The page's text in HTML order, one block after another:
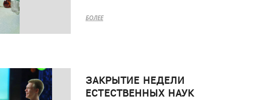
БОЛЕЕ
ЗАКРЫТИЕ НЕДЕЛИ
ЕСТЕСТВЕННЫХ НАУК